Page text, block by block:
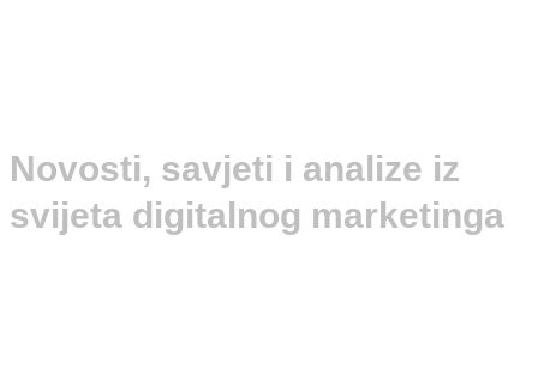
Novosti, savjeti i analize iz
svijeta digitalnog marketinga